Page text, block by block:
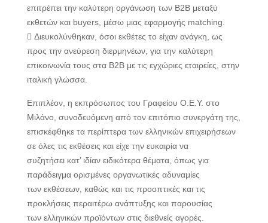
επιτρέπει την καλύτερη οργάνωση των Β2Β μεταξύ
εκθετών και buyers, μέσω μιας εφαρμογής matching.
 Διευκολύνθηκαν, όσοι εκθέτες το είχαν ανάγκη, ως
προς την ανεύρεση διερμηνέων, για την καλύτερη
επικοινωνία τους στα Β2Β με τις εγχώριες εταιρείες, στην
ιταλική γλώσσα.
Επιπλέον, η εκπρόσωπος του Γραφείου Ο.Ε.Υ. στο
Μιλάνο, συνοδευόμενη από τον επιτόπιο συνεργάτη της,
επισκέφθηκε τα περίπτερα των ελληνικών επιχειρήσεων
σε όλες τις εκθέσεις και είχε την ευκαιρία να
συζητήσει κατ’ ιδίαν ειδικότερα θέματα, όπως για
παράδειγμα ορισμένες οργανωτικές αδυναμίες
των εκθέσεων, καθώς και τις προοπτικές και τις
προκλήσεις περαιτέρω ανάπτυξης και παρουσίας
των ελληνικών προϊόντων στις διεθνείς αγορές.